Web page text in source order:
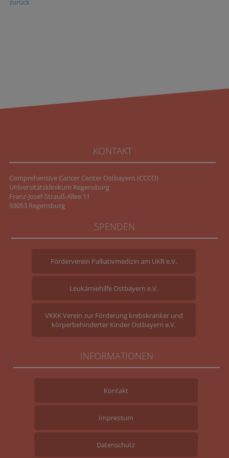
zurück
KONTAKT
Comprehensive Cancer Center Ostbayern (CCCO)
Universitätsklinikum Regensburg
Franz-Josef-Strauß-Allee 11
93053 Regensburg
SPENDEN
Förderverein Palliativmedizin am UKR e.V.
Leukämiehilfe Ostbayern e.V.
VKKK Verein zur Förderung krebskranker und
körperbehinderter Kinder Ostbayern e.V.
INFORMATIONEN
Kontakt
Impressum
Datenschutz